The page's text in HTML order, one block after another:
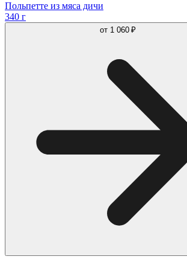
Польпетте из мяса дичи
340 г
от 1 060 ₽